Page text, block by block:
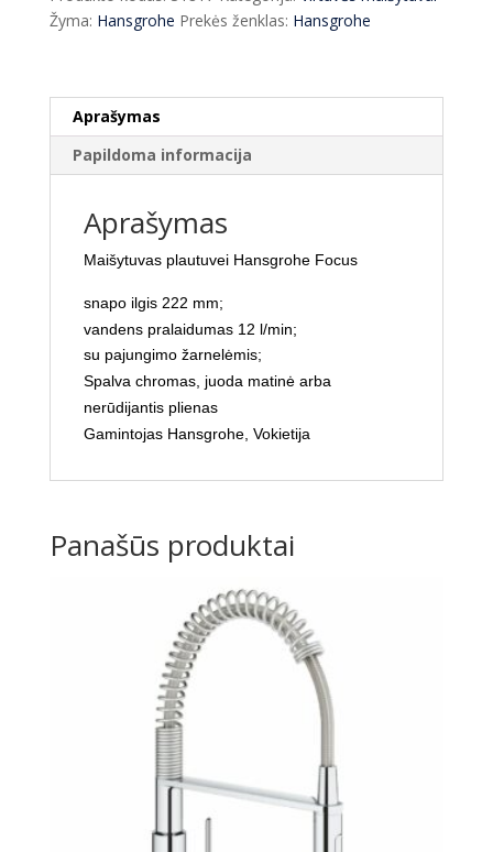
Focus
31817
Žyma: Hansgrohe Prekės ženklas: Hansgrohe
Aprašymas
Papildoma informacija
Aprašymas
Maišytuvas plautuvei Hansgrohe Focus
snapo ilgis 222 mm;
vandens pralaidumas 12 l/min;
su pajungimo žarnelėmis;
Spalva chromas, juoda matinė arba
nerūdijantis plienas
Gamintojas Hansgrohe, Vokietija
Panašūs produktai